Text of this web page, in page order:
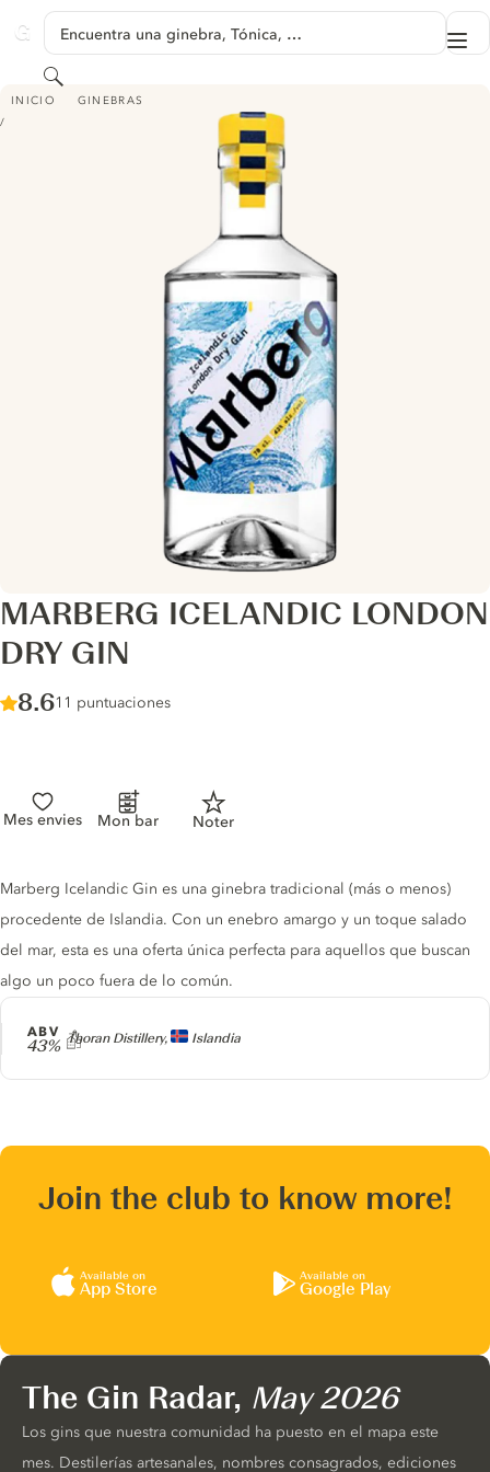
GINVENTORY
Encuentra una ginebra, Tónica, …
Buscar
INICIO GINEBRAS
MARBERG ICELANDIC LONDON DRY GIN
MARBERG ICELANDIC LONDON
DRY GIN
Score :
8.6/ 10
11 puntuaciones
Mes envies Mon bar Noter
Producer
Thoran Distillery, Islandia
ABV
43%
Gin description
Marberg Icelandic Gin es una ginebra tradicional (más o menos)
procedente de Islandia. Con un enebro amargo y un toque salado
del mar, esta es una oferta única perfecta para aquellos que buscan
algo un poco fuera de lo común.
Join the club to know more!
Available on
App Store
Available on
Google Play
The Gin Radar, May 2026
Los gins que nuestra comunidad ha puesto en el mapa este
mes. Destilerías artesanales, nombres consagrados, ediciones